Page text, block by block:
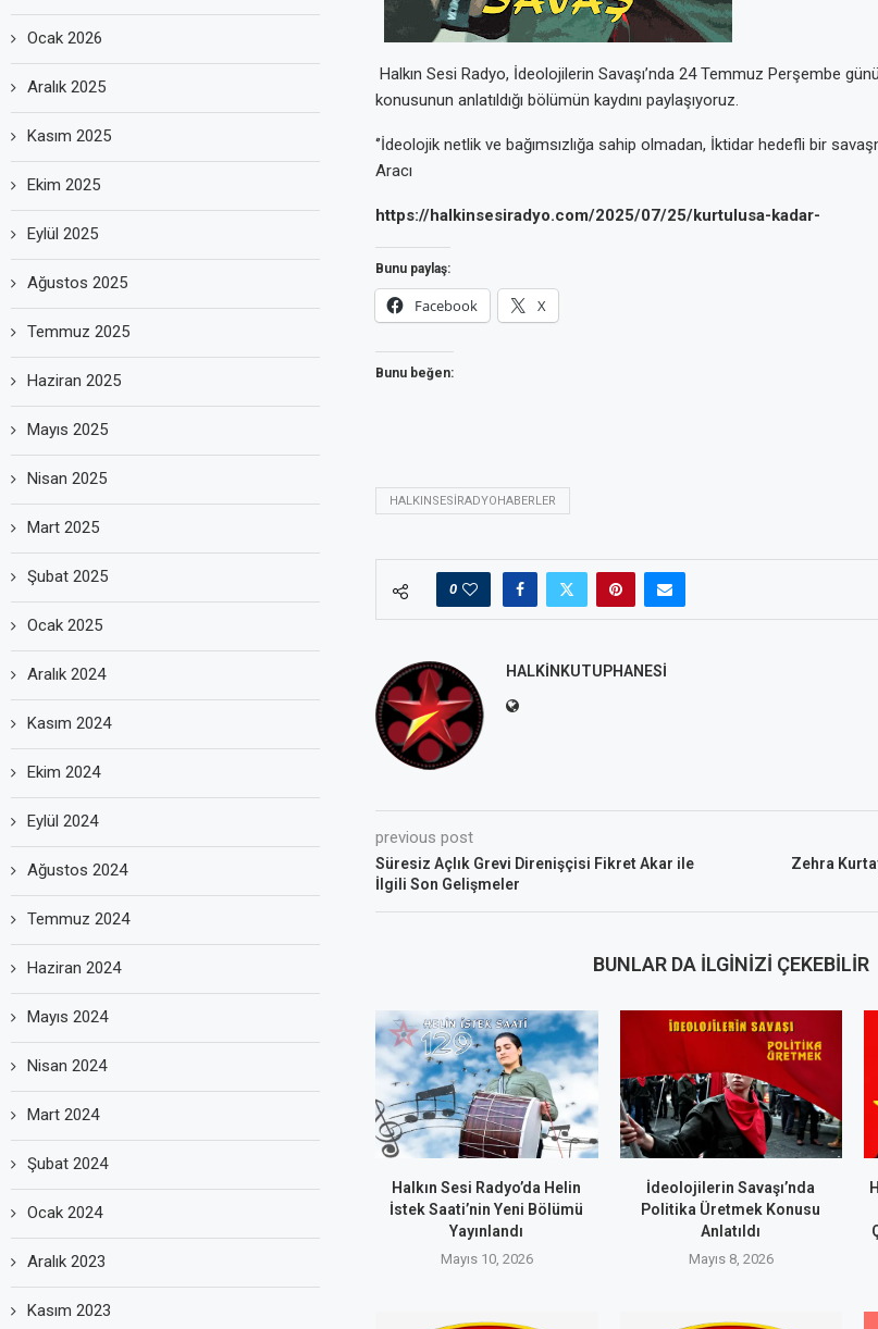
Halkın Sesi Radyo, İdeolojilerin Savaşı’nda 24 Temmuz Perşembe
konusunun anlatıldığı bölümün kaydını paylaşıyoruz.
‘’İdeolojik netlik ve bağımsızlığa sahip olmadan, İktidar hedefli bir
Aracı
https://halkinsesiradyo.com/2025/07/25/kurtulusa-kadar-
Bunu paylaş:
Facebook X
Bunu beğen:
HALKINSESIRADYOHABERLER
0
HALKINKUTUPHANESI
previous post
Süresiz Açlık Grevi Direnişçisi Fikret Akar ile
İlgili Son Gelişmeler
Zehra
BUNLAR DA İLGINIZI ÇEKEBILIR
Halkın Sesi Radyo’da Helin
İstek Saati’nin Yeni Bölümü
Yayınlandı
Mayıs 10, 2026
İdeolojilerin Savaşı’nda
Politika Üretmek Konusu
Anlatıldı
Mayıs 8, 2026
Ocak 2026
Aralık 2025
Kasım 2025
Ekim 2025
Eylül 2025
Ağustos 2025
Temmuz 2025
Haziran 2025
Mayıs 2025
Nisan 2025
Mart 2025
Şubat 2025
Ocak 2025
Aralık 2024
Kasım 2024
Ekim 2024
Eylül 2024
Ağustos 2024
Temmuz 2024
Haziran 2024
Mayıs 2024
Nisan 2024
Mart 2024
Şubat 2024
Ocak 2024
Aralık 2023
Kasım 2023